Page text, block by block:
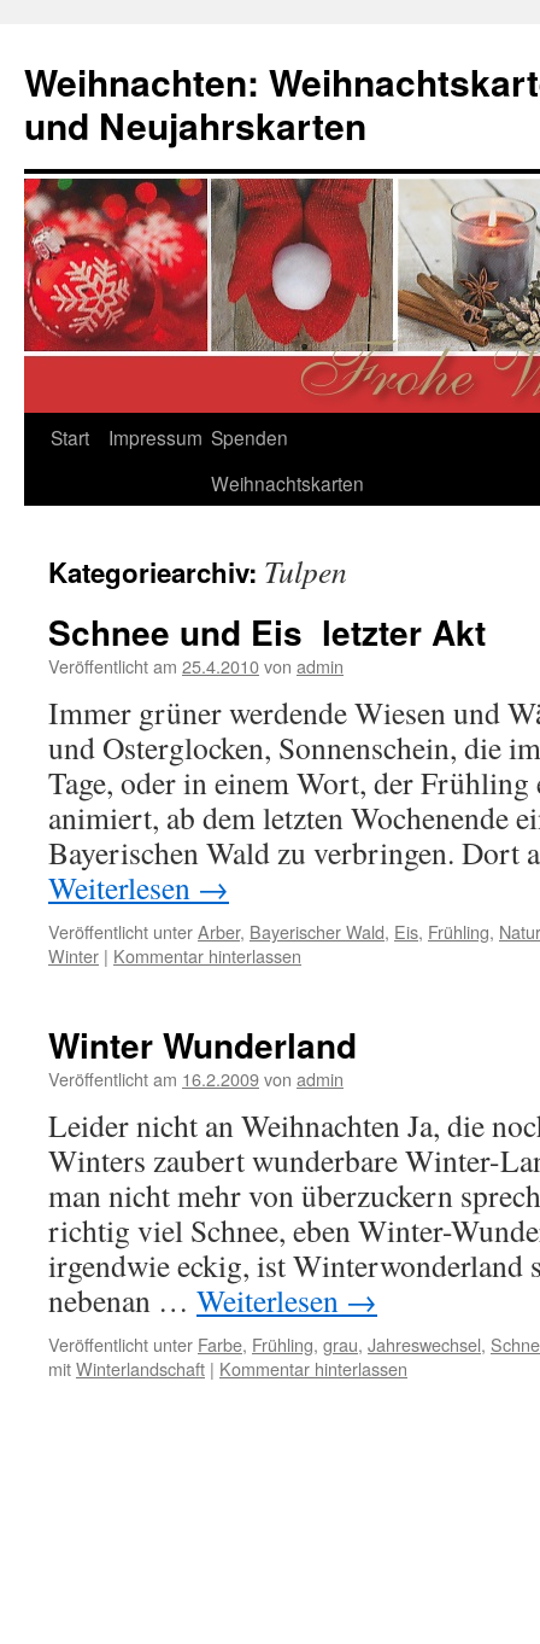
springen
Weihnachten:
und Neujahrskarten
Start Impressum Spenden
Weihnachtskarten
Kategoriearchiv: Tulpen
Schnee und Eis  letzter Akt
Veröffentlicht am 25.4.2010von admin
Immer grüner werdende Wiesen und
und Osterglocken, Sonnenschein, die
Tage, oder in einem Wort, der Frühling
animiert, ab dem letzten Wochenende
Bayerischen Wald zu verbringen. Dort
Weiterlesen →
Veröffentlicht unterArber, Bayerischer Wald, Eis, Frühling, Natur
Winter | Kommentar hinterlassen
Winter Wunderland
Veröffentlicht am 16.2.2009von admin
Leider nicht an Weihnachten Ja, die
Winters zaubert wunderbare Winter-
man nicht mehr von überzuckern
richtig viel Schnee, eben Winter-
irgendwie eckig, ist Winterwonderland
nebenan … Weiterlesen →
Veröffentlicht unter Farbe, Frühling, grau, Jahreswechsel,
mitWinterlandschaft | Kommentar hinterlassen